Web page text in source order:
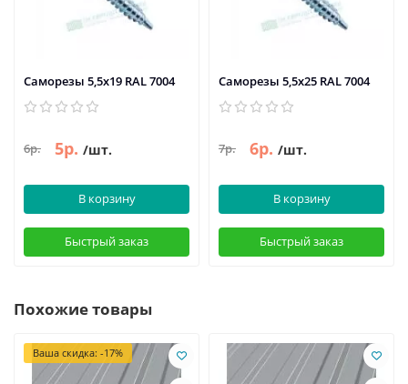
Саморезы 5,5х19 RAL 7004
6р. 5р. /шт.
В корзину
Быстрый заказ
Саморезы 5,5х25 RAL 7004
7р. 6р. /шт.
В корзину
Быстрый заказ
Похожие товары
Ваша скидка: -17%